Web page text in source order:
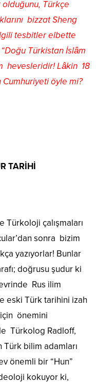
Türkçe
bizzat Sheng
tesbitler elbette
Türkistan İslâm
hevesleridir! Lâkin 18
öyle mi?
TARİHİ
Türkoloji çalışmaları
sonra bizim
yazıyorlar! Bunlar
doğrusu şudur ki
Rus ilim
eski Türk tarihini izah
önemini
Türkolog Radloff,
Türk bilim adamları
önemli bir “Hun”
kokuyor ki,